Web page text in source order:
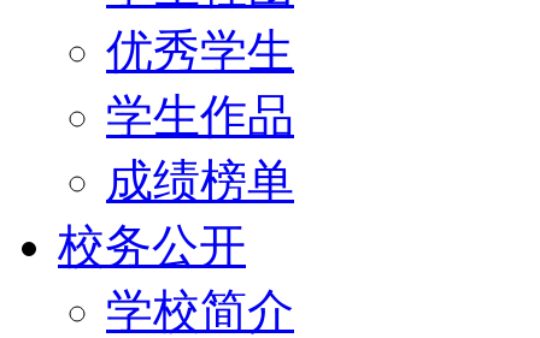
优秀学生
学生作品
成绩榜单
校务公开
学校简介